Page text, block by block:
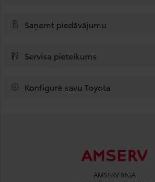
Saņemt piedāvājumu
Servisa pieteikums
Konfigurē savu Toyota
AMSERV RĪGA